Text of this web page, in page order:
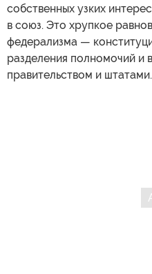
собственных узких
в союз. Это хрупкое
федерализма —
разделения полномочий и
правительством и штатами.